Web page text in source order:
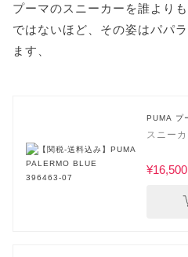
プーマのスニーカーを誰より
ではないほど、その姿はパパ
ます、
PUMA プ
スニーカ
¥16,500